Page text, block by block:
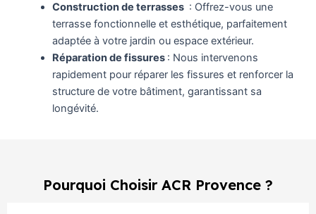
Construction de terrasses : Offrez-vous une
terrasse fonctionnelle et esthétique, parfaitement
adaptée à votre jardin ou espace extérieur.
Réparation de fissures : Nous intervenons
rapidement pour réparer les fissures et renforcer la
structure de votre bâtiment, garantissant sa
longévité.
Pourquoi Choisir ACR Provence ?